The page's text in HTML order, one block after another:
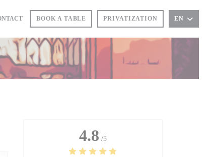
BOOK A TABLE PRIVATIZATION EN
4.8 /5